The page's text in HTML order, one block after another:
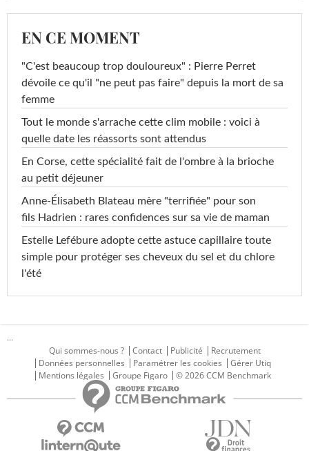
EN CE MOMENT
"C'est beaucoup trop douloureux" : Pierre Perret
dévoile ce qu'il "ne peut pas faire" depuis la mort de sa
femme
Tout le monde s'arrache cette clim mobile : voici à
quelle date les réassorts sont attendus
En Corse, cette spécialité fait de l'ombre à la brioche
au petit déjeuner
Anne-Élisabeth Blateau mère "terrifiée" pour son
fils Hadrien : rares confidences sur sa vie de maman
Estelle Lefébure adopte cette astuce capillaire toute
simple pour protéger ses cheveux du sel et du chlore
l'été
...
Qui sommes-nous ?
Contact Publicité
Recrutement
Données personnelles
Paramétrer les cookies
Gérer Utiq
Mentions légales
Groupe Figaro © 2026 CCM Benchmark